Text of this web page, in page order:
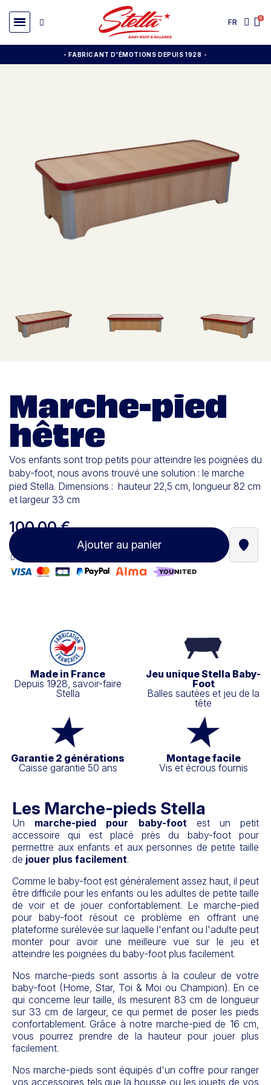
FR
- FABRICANT D'ÉMOTIONS DEPUIS 1928 -
Marche-pied
hêtre
Vos enfants sont trop petits pour atteindre les poignées du
baby-foot, nous avons trouvé une solution : le marche
pied Stella. Dimensions : hauteur 22,5 cm, longueur 82 cm
et largeur 33 cm
100,00 €
Ajouter au panier
Made in France
Depuis 1928, savoir-faire
Stella
Jeu unique Stella Baby-
Foot
Balles sautées et jeu de la
tête
Garantie 2 générations
Caisse garantie 50 ans
Montage facile
Vis et écrous fournis
Les Marche-pieds Stella
Un marche-pied pour baby-footest un petit
accessoire qui est placé près du baby-foot pour
permettre aux enfants et aux personnes de petite taille
de jouer plus facilement.
Comme le baby-foot est généralement assez haut, il peut
être difficile pour les enfants ou les adultes de petite taille
de voir et de jouer confortablement. Le marche-pied
pour baby-foot résout ce problème en offrant une
plateforme surélevée sur laquelle l'enfant ou l'adulte peut
monter pour avoir une meilleure vue sur le jeu et
atteindre les poignées du baby-foot plus facilement.
Nos marche-pieds sont assortis à la couleur de votre
baby-foot (Home, Star, Toi & Moi ou Champion). En ce
qui concerne leur taille, ils mesurent 83 cm de longueur
sur 33 cm de largeur, ce qui permet de poser les pieds
confortablement. Grâce à notre marche-pied de 16 cm,
vous pourrez prendre de la hauteur pour jouer plus
facilement.
Nos marche-pieds sont équipés d'un coffre pour ranger
vos accessoires tels que la housse ou les jouets de vos